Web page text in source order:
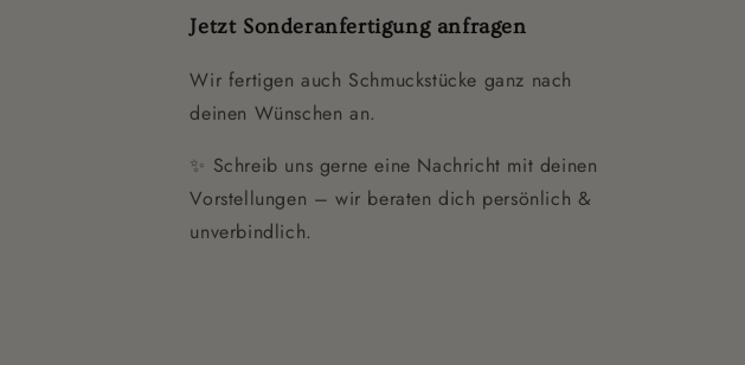
Jetzt Sonderanfertigung anfragen
Wir fertigen auch Schmuckstücke ganz nach
deinen Wünschen an.
✨ Schreib uns gerne eine Nachricht mit deinen
Vorstellungen – wir beraten dich persönlich &
unverbindlich.